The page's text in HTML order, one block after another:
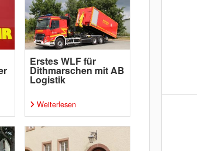
Erstes WLF für
Dithmarschen mit AB
Logistik
Weiterlesen